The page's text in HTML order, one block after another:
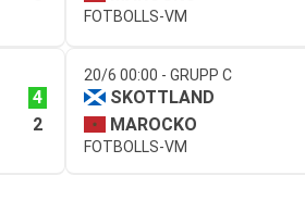
FOTBOLLS-VM
4
2
20/6 00:00 - GRUPP C
SKOTTLAND
MAROCKO
FOTBOLLS-VM